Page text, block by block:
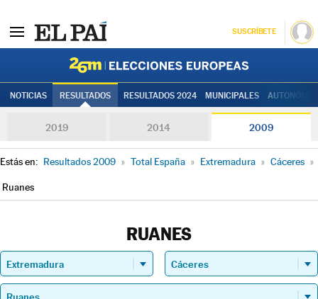
SUSCRÍBETE
NOTICIAS RESULTADOS RESULTADOS 2024 MUNICIPALES
2019 2014 2009
Estás en: Resultados 2009 » Total España » Extremadura » Cáceres »
Ruanes
RUANES